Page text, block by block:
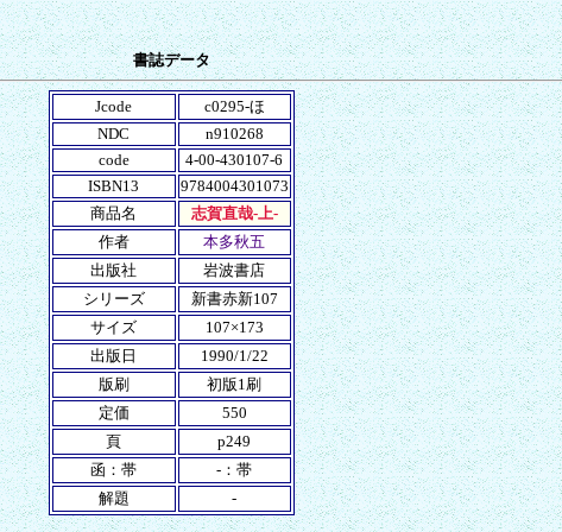
書誌データ
Jcode
c0295-ほ
NDC
n910268
code
4-00-430107-6
ISBN13
9784004301073
商品名
志賀直哉-上-
作者
本多秋五
出版社
岩波書店
シリーズ
新書赤新107
サイズ
107×173
出版日
1990/1/22
版刷
初版1刷
定価
550
頁
p249
函：帯
-：帯
解題
-